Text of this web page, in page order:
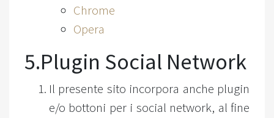
Chrome
Opera
5.Plugin Social Network
Il presente sito incorpora anche plugin
e/o bottoni per i social network, al fine